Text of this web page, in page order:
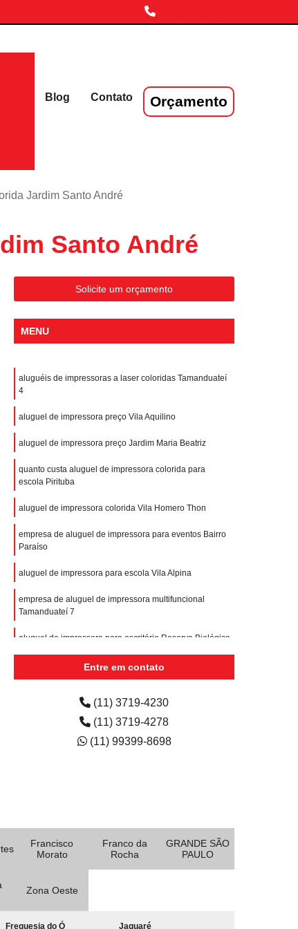
Blog Contato Orçamento
Jardim Santo André
Santo André
Solicite um orçamento
MENU
aluguéis de impressoras a laser coloridas Tamanduateí
4
aluguel de impressora preço Vila Aquilino
aluguel de impressora preço Jardim Maria Beatriz
quanto custa aluguel de impressora colorida para
escola Pirituba
aluguel de impressora colorida Vila Homero Thon
empresa de aluguel de impressora para eventos Bairro
Paraíso
aluguel de impressora para escola Vila Alpina
empresa de aluguel de impressora multifuncional
Tamanduateí 7
aluguel de impressora para escritório Reserva Biológica
Entre em contato
(11) 3719-4230
(11) 3719-4278
(11) 99399-8698
Francisco
Morato
Franco da
Rocha
GRANDE SÃO
PAULO
Zona Oeste
Freguesia do Ó Jaguaré